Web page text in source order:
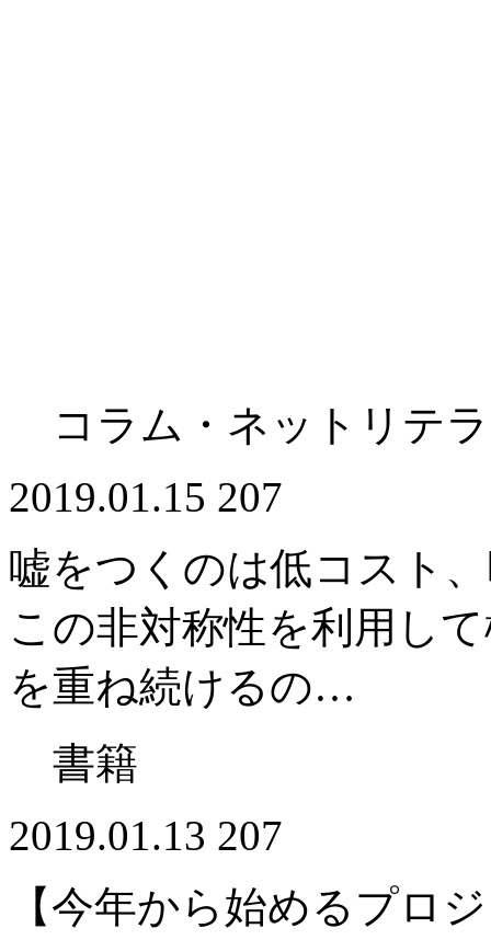
コラム・ネットリテ
2019.01.15 207
嘘をつくのは低コスト
この非対称性を利用し
を重ね続けるの…
書籍
2019.01.13 207
【今年から始めるプロ